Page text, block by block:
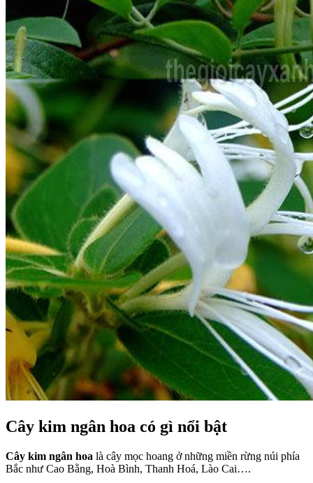
Cây kim ngân hoa có gì nổi bật
Cây kim ngân hoa là cây mọc hoang ở những miền rừng núi phía
Bắc như Cao Bằng, Hoà Bình, Thanh Hoá, Lào Cai….